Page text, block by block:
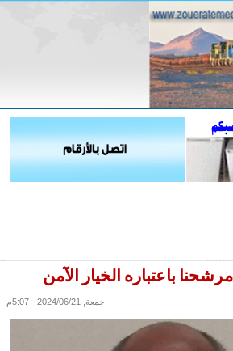
باعتباره الخيار الآمن
جمعة, 2024/06/21 - 5:07م